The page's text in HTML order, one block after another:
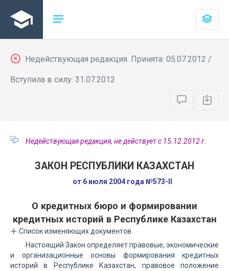
Недействующая редакция. Принята: 05.07.2012 /
Вступила в силу: 31.07.2012
Недействующая редакция, не действует с 15.12.2012 г.
ЗАКОН РЕСПУБЛИКИ КАЗАХСТАН
от 6 июля 2004 года №573-II
О кредитных бюро и формировании
кредитных историй в Республике Казахстан
Список изменяющих документов
Настоящий Закон определяет правовые, экономические
и организационные основы формирования кредитных
историй в Республике Казахстан, правовое положение